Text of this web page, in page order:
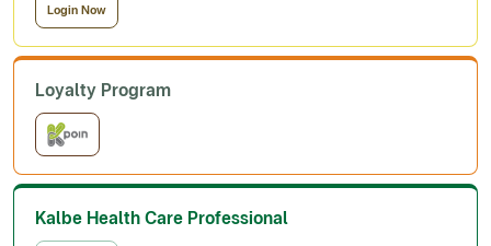
Login Now
Loyalty Program
Kalbe Health Care Professional